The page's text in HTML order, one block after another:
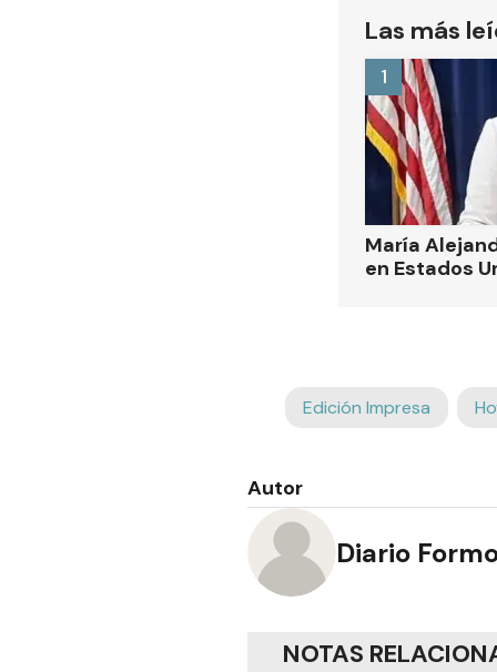
Las más
María
en Estados
1
Edición Impresa
Autor
Diario
NOTAS